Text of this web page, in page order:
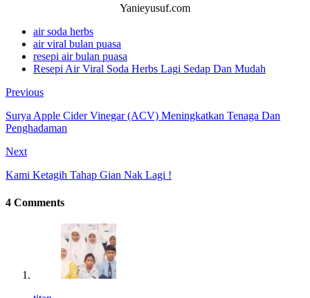
Yanieyusuf.com
air soda herbs
air viral bulan puasa
resepi air bulan puasa
Resepi Air Viral Soda Herbs Lagi Sedap Dan Mudah
Previous
Surya Apple Cider Vinegar (ACV) Meningkatkan Tenaga Dan
Penghadaman
Next
Kami Ketagih Tahap Gian Nak Lagi !
4 Comments